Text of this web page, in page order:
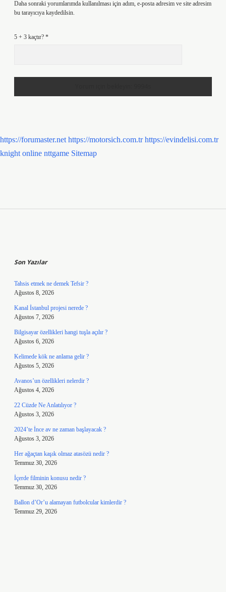
Daha sonraki yorumlarımda kullanılması için adım, e-posta adresim ve site adresim
bu tarayıcıya kaydedilsin.
5 + 3 kaçtır? *
https://forumaster.net https://motorsich.com.tr https://evindelisi.com.tr
knight online nttgame Sitemap
Son Yazılar
Tahsis etmek ne demek Tefsir ?
Ağustos 8, 2026
Kanal İstanbul projesi nerede ?
Ağustos 7, 2026
Bilgisayar özellikleri hangi tuşla açılır ?
Ağustos 6, 2026
Kelimede kök ne anlama gelir ?
Ağustos 5, 2026
Avanos’un özellikleri nelerdir ?
Ağustos 4, 2026
22 Cüzde Ne Anlatılıyor ?
Ağustos 3, 2026
2024’te İnce av ne zaman başlayacak ?
Ağustos 3, 2026
Her ağaçtan kaşık olmaz atasözü nedir ?
Temmuz 30, 2026
İçerde filminin konusu nedir ?
Temmuz 30, 2026
Ballon d’Or’u alamayan futbolcular kimlerdir ?
Temmuz 29, 2026